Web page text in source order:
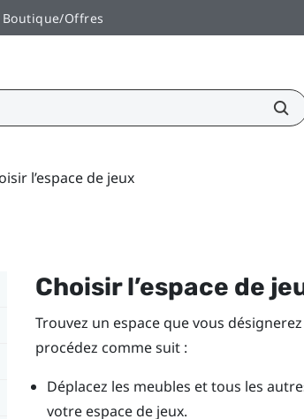
Boutique/Offres
l’espace de jeux
Choisir l’espace de
Trouvez un espace que vous
procédez comme suit :
Déplacez les meubles et tous les
votre espace de jeux.